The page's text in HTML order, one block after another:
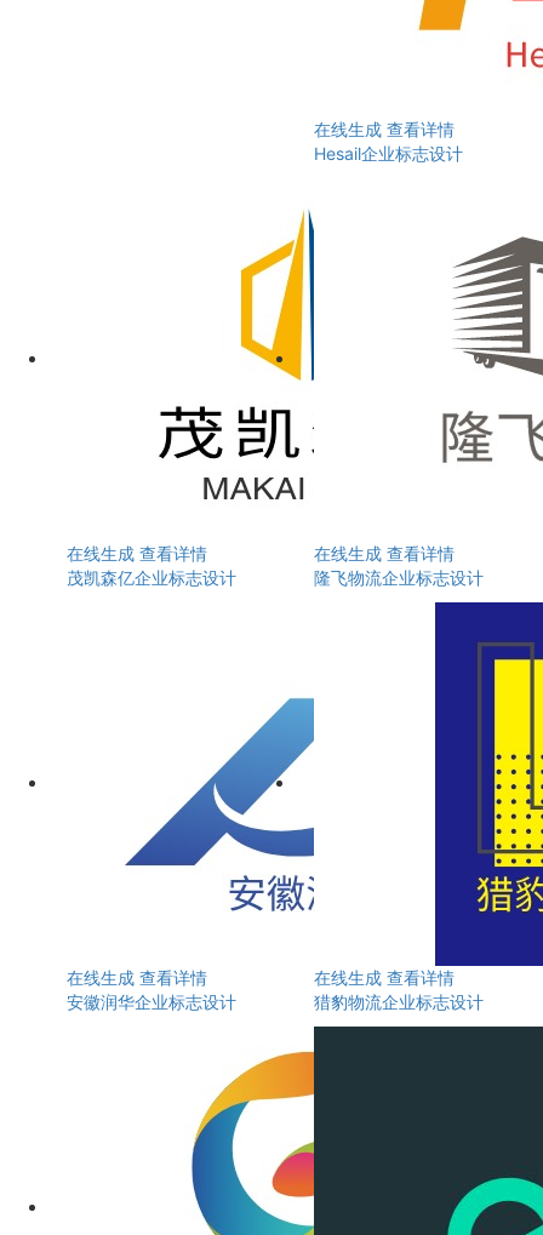
在线生成 查看详情
Hesail企业标志设计
在线生成 查看详情
茂凯森亿企业标志设计
在线生成 查看详情
隆飞物流企业标志设计
在线生成 查看详情
安徽润华企业标志设计
在线生成 查看详情
猎豹物流企业标志设计